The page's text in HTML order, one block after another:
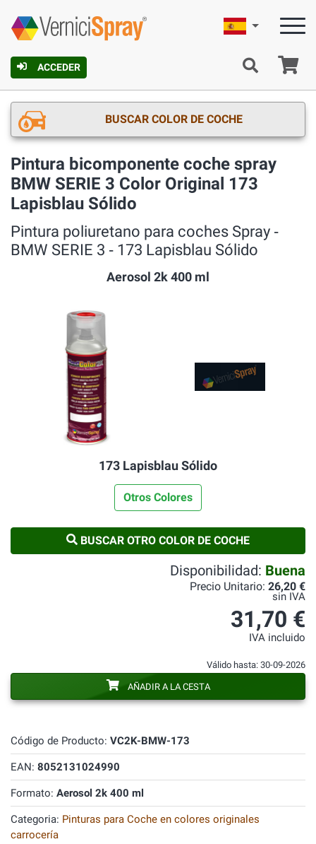
ACCEDER
Español
BUSCAR COLOR DE COCHE
Pintura bicomponente coche spray
BMW SERIE 3 Color Original 173
Lapisblau Sólido
Pintura poliuretano para coches Spray ‐
BMW SERIE 3 ‐ 173 Lapisblau Sólido
Aerosol 2k 400 ml
173 Lapisblau Sólido
Otros Colores
BUSCAR OTRO COLOR DE COCHE
Código de Producto: VC2K-BMW-173
EAN: 8052131024990
Formato: Aerosol 2k 400 ml
Categoria: Pinturas para Coche en colores originales
carrocería
Disponibilidad: Buena
Precio Unitario: 26,20 €
sin IVA
31,70 €
IVA incluido
Válido hasta: 30-09-2026
AÑADIR A LA CESTA